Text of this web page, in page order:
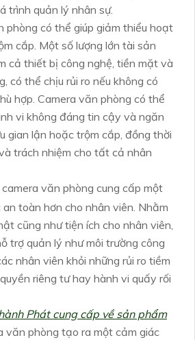
trình quản lý nhân sự.
phòng có thể giúp giảm thiểu hoạt
cắp. Một số lượng lớn tài sản
cả thiết bị công nghệ, tiền mặt và
có thể chịu rủi ro nếu không có
hợp. Camera văn phòng có thể
vi không đáng tin cậy và ngăn
gian lận hoặc trộm cắp, đồng thời
trách nhiệm cho tất cả nhân
văn phòng cung cấp một
toàn hơn cho nhân viên. Nhằm
cũng như tiện ích cho nhân viên,
trợ quản lý như môi trường công
nhân viên khỏi những rủi ro tiềm
riêng tư hay hành vi quấy rối
Phát cung cấp về sản phẩm
văn phòng tạo ra một cảm giác